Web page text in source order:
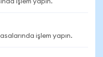
işlem yapın.
işlem yapın.